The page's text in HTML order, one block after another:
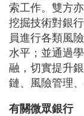
索工作。雙方
挖掘技術對銀
員進行各類風
水平；並通過
融，切實提升
鏈、風險管理
有關微眾銀行